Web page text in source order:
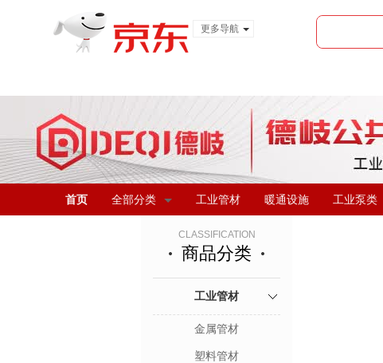
更多导航
首页 全部分类 工业管材 暖通设施 工业泵类
CLASSIFICATION
商品分类
工业管材
金属管材
塑料管材